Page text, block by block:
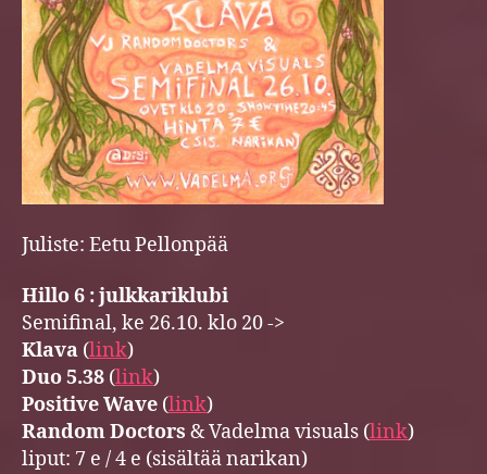
Juliste: Eetu Pellonpää
Hillo 6 : julkkariklubi
Semifinal, ke 26.10. klo 20 ->
Klava (link)
Duo 5.38 (link)
Positive Wave (link)
Random Doctors & Vadelma visuals (link)
liput: 7 e / 4 e (sisältää narikan)